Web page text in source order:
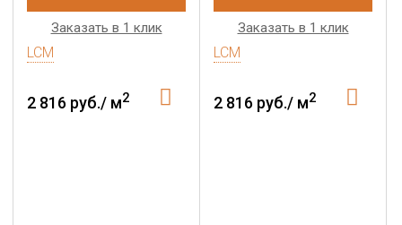
Заказать в 1 клик
LCM
2 816 руб./ м2
Заказать в 1 клик
LCM
2 816 руб./ м2